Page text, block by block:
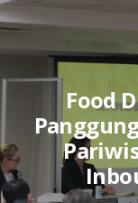
Food